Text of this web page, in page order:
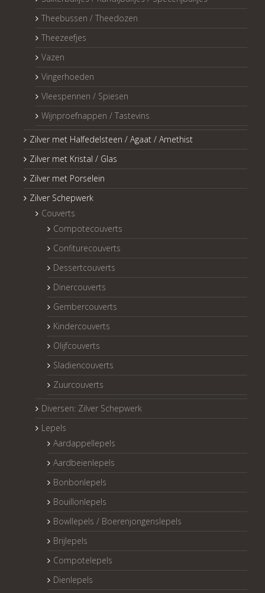
Theebussen / Theedozen
Theezeefjes
Vazen
Vingerhoeden
Vleespennen / Spiesen
Wijnproefnappen / Tastevins
Zilver met Halfedelsteen / Agaat / Amethist
Zilver met Kristal / Glas
Zilver met Porselein
Zilver Schepwerk
Couverts
Compotecouverts
Confiturecouverts
Dessertcouverts
Dinercouverts
Gembercouverts
Kindercouverts
Olijfcouverts
Sladiencouverts
Zuurcouverts
Diversen: Zilver Schepwerk
Lepels
Aardappellepels
Aardbeienlepels
Bonbonlepels
Bouillonlepels
Bowllepels / Boerenjongenslepels
Brijlepels
Compotelepels
Dienlepels